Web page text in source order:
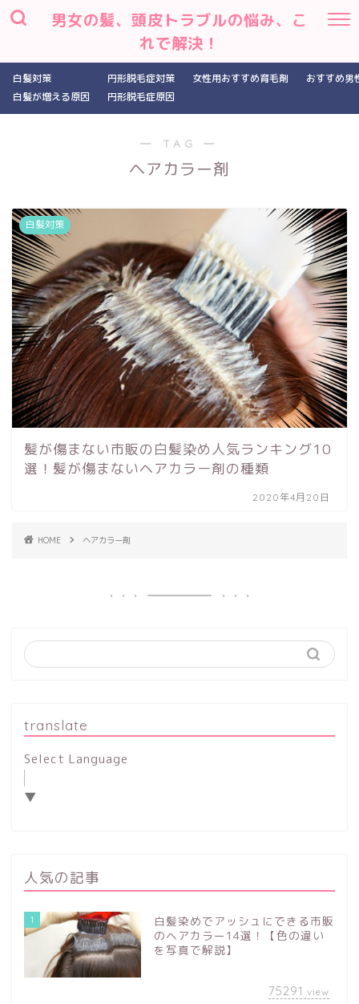
男女の髪、頭皮トラブルの悩み、こ
れで解決！
白髪対策
白髪が増える原因
円形脱毛症対策
円形脱毛症原因
女性用おすすめ育毛剤 おすすめ男
― TAG ―
ヘアカラー剤
白髪対策
髪が傷まない市販の白髪染め人気ランキング10
選！髪が傷まないヘアカラー剤の種類
2020年4月20日
HOME ヘアカラー剤
translate
Select Language
▼
人気の記事
1
白髪染めでアッシュにできる市販
のヘアカラー14選！【色の違い
を写真で解説】
75291 view